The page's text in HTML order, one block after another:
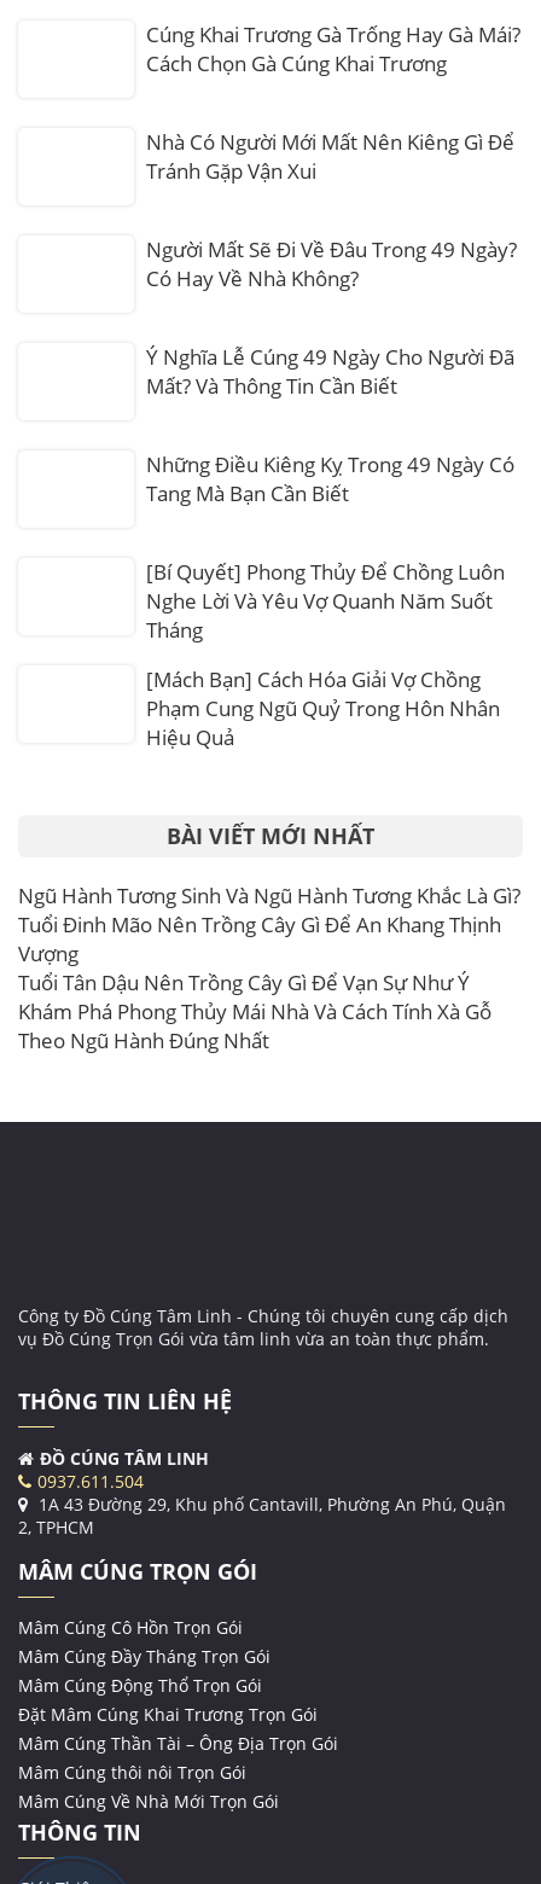
Cúng Khai Trương Gà Trống Hay Gà Mái?
Cách Chọn Gà Cúng Khai Trương
Nhà Có Người Mới Mất Nên Kiêng Gì Để
Tránh Gặp Vận Xui
Người Mất Sẽ Đi Về Đâu Trong 49 Ngày?
Có Hay Về Nhà Không?
Ý Nghĩa Lễ Cúng 49 Ngày Cho Người Đã
Mất? Và Thông Tin Cần Biết
Những Điều Kiêng Kỵ Trong 49 Ngày Có
Tang Mà Bạn Cần Biết
[Bí Quyết] Phong Thủy Để Chồng Luôn
Nghe Lời Và Yêu Vợ Quanh Năm Suốt
Tháng
[Mách Bạn] Cách Hóa Giải Vợ Chồng
Phạm Cung Ngũ Quỷ Trong Hôn Nhân
Hiệu Quả
BÀI VIẾT MỚI NHẤT
Ngũ Hành Tương Sinh Và Ngũ Hành Tương Khắc Là Gì?
Tuổi Đinh Mão Nên Trồng Cây Gì Để An Khang Thịnh
Vượng
Tuổi Tân Dậu Nên Trồng Cây Gì Để Vạn Sự Như Ý
Khám Phá Phong Thủy Mái Nhà Và Cách Tính Xà Gỗ
Theo Ngũ Hành Đúng Nhất
Công ty Đồ Cúng Tâm Linh - Chúng tôi chuyên cung cấp dịch
vụ Đồ Cúng Trọn Gói vừa tâm linh vừa an toàn thực phẩm.
THÔNG TIN LIÊN HỆ
ĐỒ CÚNG TÂM LINH
0937.611.504
1A 43 Đường 29, Khu phố Cantavill, Phường An Phú, Quận
2, TPHCM
MÂM CÚNG TRỌN GÓI
Mâm Cúng Cô Hồn Trọn Gói
Mâm Cúng Đầy Tháng Trọn Gói
Mâm Cúng Động Thổ Trọn Gói
Đặt Mâm Cúng Khai Trương Trọn Gói
Mâm Cúng Thần Tài – Ông Địa Trọn Gói
Mâm Cúng thôi nôi Trọn Gói
Mâm Cúng Về Nhà Mới Trọn Gói
THÔNG TIN